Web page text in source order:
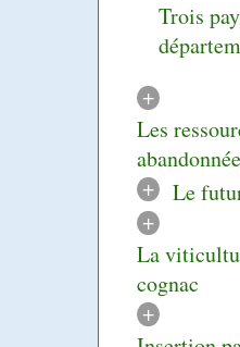
Trois
+
Les
+
Le
+
La
cognac
+